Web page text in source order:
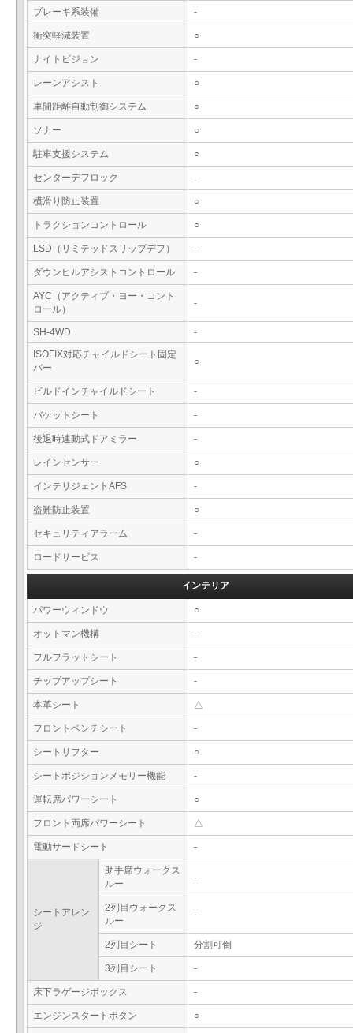
ブレーキ系装備 -
衝突軽減装置 ○
ナイトビジョン -
レーンアシスト ○
車間距離自動制御システム ○
ソナー ○
駐車支援システム ○
センターデフロック -
横滑り防止装置 ○
トラクションコントロール ○
LSD（リミテッドスリップデフ） -
ダウンヒルアシストコントロール -
AYC（アクティブ・ヨー・コント
ロール）
-
SH-4WD
-
ISOFIX対応チャイルドシート固定
バー
○
ビルドインチャイルドシート -
バケットシート -
後退時連動式ドアミラー -
レインセンサー ○
インテリジェントAFS -
盗難防止装置 ○
セキュリティアラーム -
ロードサービス -
インテリア
パワーウィンドウ ○
オットマン機構 -
フルフラットシート -
チップアップシート -
本革シート △
フロントベンチシート -
シートリフター ○
シートポジションメモリー機能 -
運転席パワーシート ○
フロント両席パワーシート △
電動サードシート -
シートアレン
ジ
助手席ウォークス
ルー
-
2列目ウォークス
ルー
-
2列目シート 分割可倒
3列目シート -
床下ラゲージボックス -
エンジンスタートボタン ○